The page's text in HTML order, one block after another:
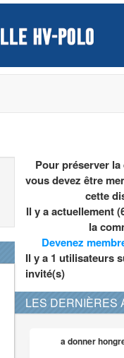
Pour préserver
vous devez être
cette
Il y a actuellement
la
Devenez
Il y a 1 utilisateurs
invité(s)
LES DERNIÈRES
a donner